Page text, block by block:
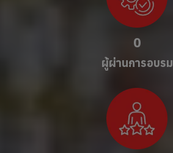
0
ผู้ผ่านการอบรม